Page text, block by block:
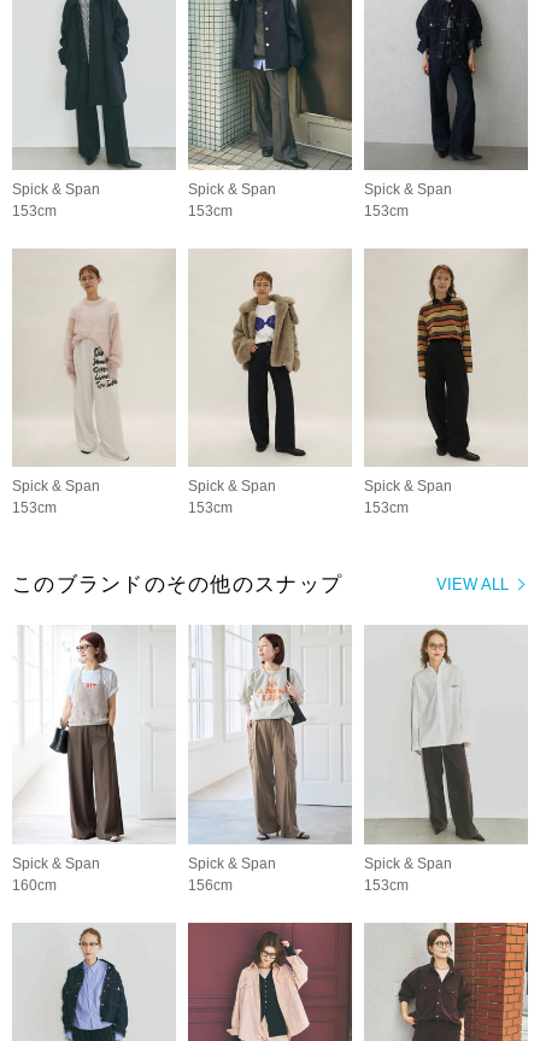
Spick & Span
153cm
Spick & Span
153cm
Spick & Span
153cm
Spick & Span
153cm
Spick & Span
153cm
Spick & Span
153cm
VIEW ALL
このブランドのその他のスナップ
Spick & Span
160cm
Spick & Span
156cm
Spick & Span
153cm